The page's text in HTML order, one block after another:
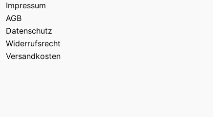
Impressum
AGB
Datenschutz
Widerrufsrecht
Versandkosten